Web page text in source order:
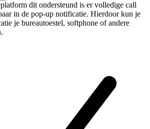
dit ondersteund is er volledige call
in de pop-up notificatie. Hierdoor kun je
je bureautoestel, softphone of andere